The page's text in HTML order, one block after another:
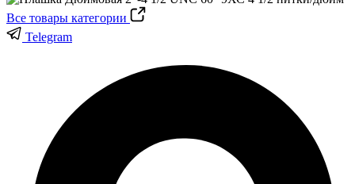
Все товары категории
Telegram